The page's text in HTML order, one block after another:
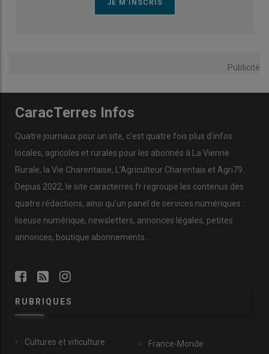
Publicité
CaracTerres Infos
Quatre journaux pour un site, c’est quatre fois plus d’infos
locales, agricoles et rurales pour les abonnés à La Vienne
Rurale, la Vie Charentaise, L’Agriculteur Charentais et Agri79.
Depuis 2022, le site caracterres.fr regroupe les contenus des
quatre rédactions, ainsi qu’un panel de services numériques :
liseuse numérique, newsletters, annonces légales, petites
annonces, boutique abonnements…
RUBRIQUES
Cultures et viticulture
France-Monde